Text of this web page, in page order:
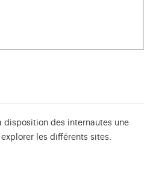
disposition des internautes une
les différents sites.